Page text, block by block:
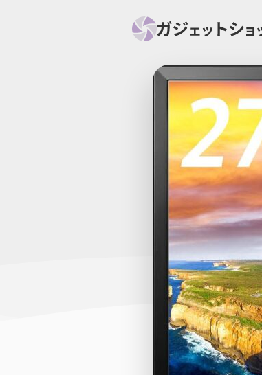
すべて スマホ
セール情報 スマートホーム
ニュース オーディオ